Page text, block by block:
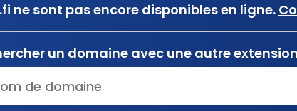
ne sont pas encore disponibles en ligne.
un domaine avec une autre extension